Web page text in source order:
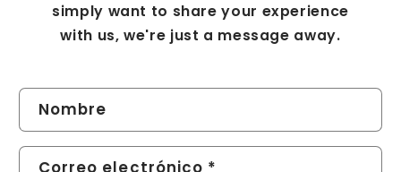
simply want to share your experience
with us, we're just a message away.
F
o
r
Nombre
Correo electrónico *